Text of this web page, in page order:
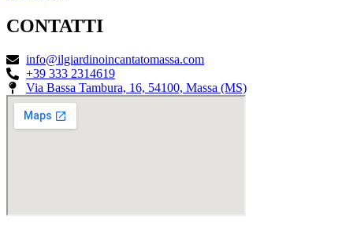
CONTATTI
info@ilgiardinoincantatomassa.com
+39 333 2314619
Via Bassa Tambura, 16, 54100, Massa (MS)